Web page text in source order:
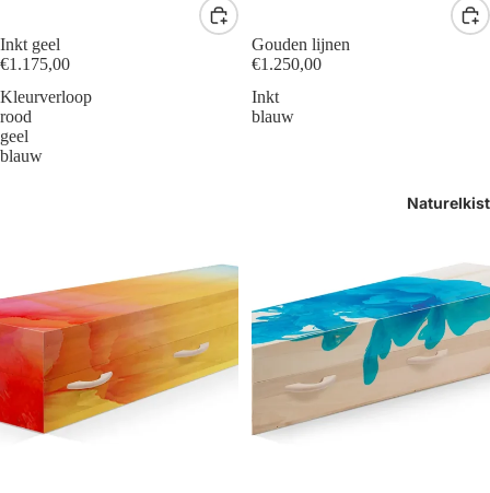
Inkt geel
€1.175,00
Gouden lijnen
€1.250,00
Kleurverloop
rood
geel
blauw
Inkt
blauw